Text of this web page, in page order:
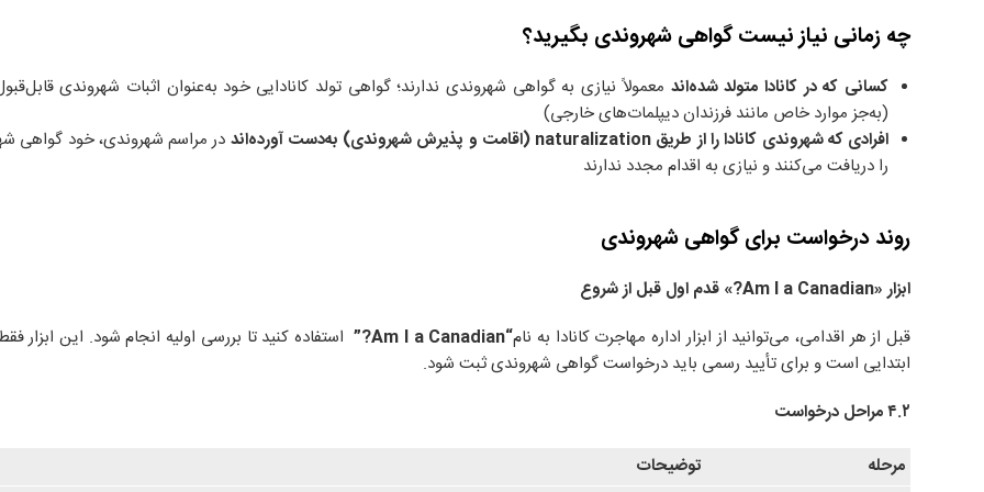
چه زمانی نیاز نیست گواهی شهروندی بگیرید؟
کسانی که در کانادا متولد شده‌اند معمولاً نیازی به گواهی شهروندی ندارند؛ گواهی تولد کانادایی خود به‌عنوان اثبات شهروندی
(به‌جز موارد خاص مانند فرزندان دیپلمات‌های خارجی)
افرادی که شهروندی کانادا را از طریق
(اقامت و پذیرش شهروندی) به‌دست آورده‌اند در مراسم شهروندی، خود گواهی
را دریافت می‌کنند و نیازی به اقدام مجدد ندارند
روند درخواست برای گواهی شهروندی
ابزار «Am I a Canadian?»
قدم اول قبل از شروع
قبل از هر اقدامی، می‌توانید از ابزار اداره مهاجرت کانادا به نام“Am I a Canadian?”
استفاده کنید تا بررسی اولیه انجام شود. این ابزار
ابتدایی است و برای تأیید رسمی باید درخواست گواهی شهروندی ثبت شود.
۴.۲مراحل درخواست
مرحله
توضیحات